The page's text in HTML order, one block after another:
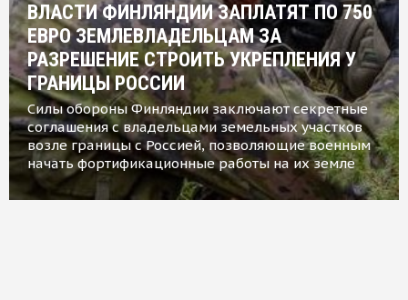
ВЛАСТИ ФИНЛЯНДИИ ЗАПЛАТЯТ ПО 750
ЕВРО ЗЕМЛЕВЛАДЕЛЬЦАМ ЗА
РАЗРЕШЕНИЕ СТРОИТЬ УКРЕПЛЕНИЯ У
ГРАНИЦЫ РОССИИ
Силы обороны Финляндии заключают секретные
соглашения с владельцами земельных участков
возле границы с Россией, позволяющие военным
начать фортификационные работы на их земле